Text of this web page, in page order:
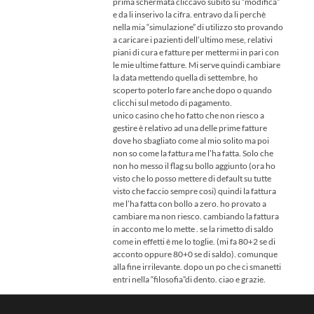
e da li inserivo la cifra. entravo da li perchè
nella mia “simulazione” di utilizzo sto provando
a caricare i pazienti dell’ultimo mese, relativi
piani di cura e fatture per mettermi in pari con
le mie ultime fatture. Mi serve quindi cambiare
la data mettendo quella di settembre, ho
scoperto poterlo fare anche dopo o quando
clicchi sul metodo di pagamento.
unico casino che ho fatto che non riesco a
gestire è relativo ad una delle prime fatture
dove ho sbagliato come al mio solito ma poi
non so come la fattura me l’ha fatta. Solo che
non ho messo il flag su bollo aggiunto (ora ho
visto che lo posso mettere di default su tutte
visto che faccio sempre cosi) quindi la fattura
me l’ha fatta con bollo a zero. ho provato a
cambiare ma non riesco. cambiando la fattura
in acconto me lo mette . se la rimetto di saldo
come in effetti è me lo toglie. (mi fa 80+2 se di
acconto oppure 80+0 se di saldo). comunque
alla fine irrilevante. dopo un po che ci smanetti
entri nella “filosofia”di dento. ciao e grazie.